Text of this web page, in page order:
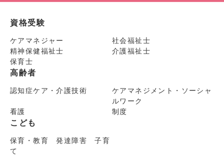
資格受験
ケアマネジャー
社会福祉士
精神保健福祉士
介護福祉士
保育士
高齢者
認知症ケア・介護技術
ケアマネジメント・ソーシャ
ルワーク
看護
制度
こども
保育・教育 発達障害 子育
て